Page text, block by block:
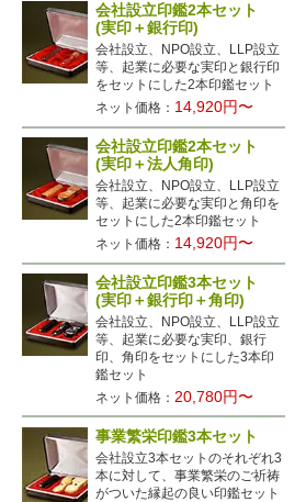
会社設立印鑑2本セット
(実印＋銀行印)
会社設立、NPO設立、LLP設立
等、起業に必要な実印と銀行印
をセットにした2本印鑑セット
ネット価格： 14,920円〜
会社設立印鑑2本セット
(実印＋法人角印)
会社設立、NPO設立、LLP設立
等、起業に必要な実印と角印を
セットにした2本印鑑セット
ネット価格： 14,920円〜
会社設立印鑑3本セット
(実印＋銀行印＋角印)
会社設立、NPO設立、LLP設立
等、起業に必要な実印、銀行
印、角印をセットにした3本印
鑑セット
ネット価格：20,780円〜
事業繁栄印鑑3本セット
会社設立3本セットのそれぞれ3
本に対して、事業繁栄のご祈祷
がついた縁起の良い印鑑セット